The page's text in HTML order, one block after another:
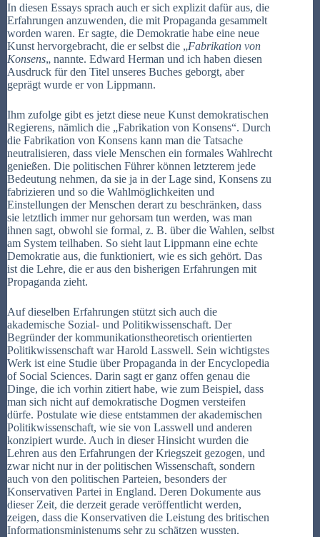
In diesen Essays sprach auch er sich explizit dafür aus, die
Erfahrungen anzuwenden, die mit Propaganda gesammelt
worden waren. Er sagte, die Demokratie habe eine neue
Kunst hervorgebracht, die er selbst die „Fabrikation von
Konsens„ nannte. Edward Herman und ich haben diesen
Ausdruck für den Titel unseres Buches geborgt, aber
geprägt wurde er von Lippmann.
Ihm zufolge gibt es jetzt diese neue Kunst demokratischen
Regierens, nämlich die „Fabrikation von Konsens“. Durch
die Fabrikation von Konsens kann man die Tatsache
neutralisieren, dass viele Menschen ein formales Wahlrecht
genießen. Die politischen Führer können letzterem jede
Bedeutung nehmen, da sie ja in der Lage sind, Konsens zu
fabrizieren und so die Wahlmöglichkeiten und
Einstellungen der Menschen derart zu beschränken, dass
sie letztlich immer nur gehorsam tun werden, was man
ihnen sagt, obwohl sie formal, z. B. über die Wahlen, selbst
am System teilhaben. So sieht laut Lippmann eine echte
Demokratie aus, die funktioniert, wie es sich gehört. Das
ist die Lehre, die er aus den bisherigen Erfahrungen mit
Propaganda zieht.
Auf dieselben Erfahrungen stützt sich auch die
akademische Sozial- und Politikwissenschaft. Der
Begründer der kommunikationstheoretisch orientierten
Politikwissenschaft war Harold Lasswell. Sein wichtigstes
Werk ist eine Studie über Propaganda in der Encyclopedia
of Social Sciences. Darin sagt er ganz offen genau die
Dinge, die ich vorhin zitiert habe, wie zum Beispiel, dass
man sich nicht auf demokratische Dogmen versteifen
dürfe. Postulate wie diese entstammen der akademischen
Politikwissenschaft, wie sie von Lasswell und anderen
konzipiert wurde. Auch in dieser Hinsicht wurden die
Lehren aus den Erfahrungen der Kriegszeit gezogen, und
zwar nicht nur in der politischen Wissenschaft, sondern
auch von den politischen Parteien, besonders der
Konservativen Partei in England. Deren Dokumente aus
dieser Zeit, die derzeit gerade veröffentlicht werden,
zeigen, dass die Konservativen die Leistung des britischen
Informationsministenums sehr zu schätzen wussten.